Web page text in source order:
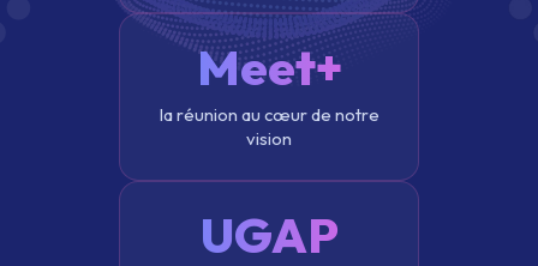
Meet+
la réunion au cœur de notre
vision
UGAP